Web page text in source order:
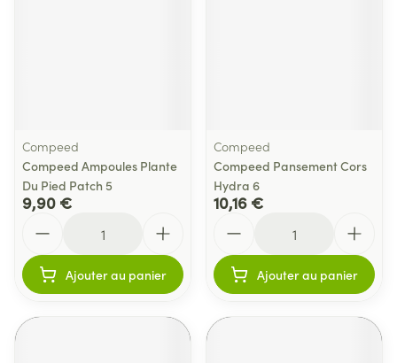
Compeed
Compeed Ampoules Plante
Du Pied Patch 5
9,90 €
Ajouter au panier
Compeed
Compeed Pansement Cors
Hydra 6
10,16 €
Ajouter au panier